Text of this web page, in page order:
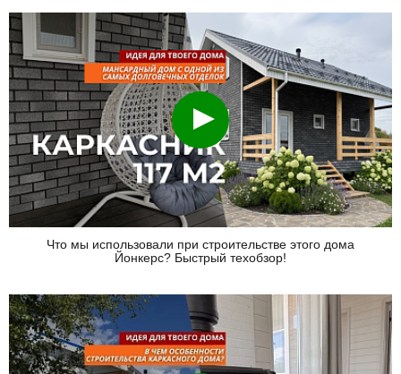
Смотреть
Что мы использовали при строительстве этого дома
Йонкерс? Быстрый техобзор!